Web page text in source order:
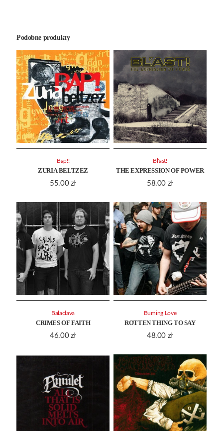
Podobne produkty
ZURIA BELTZEZ
55.00 zł
Bap!!
THE EXPRESSION OF POWER
58.00 zł
Bl'ast!
CRIMES OF FAITH
46.00 zł
Balaclava
ROTTEN THING TO SAY
48.00 zł
Burning Love